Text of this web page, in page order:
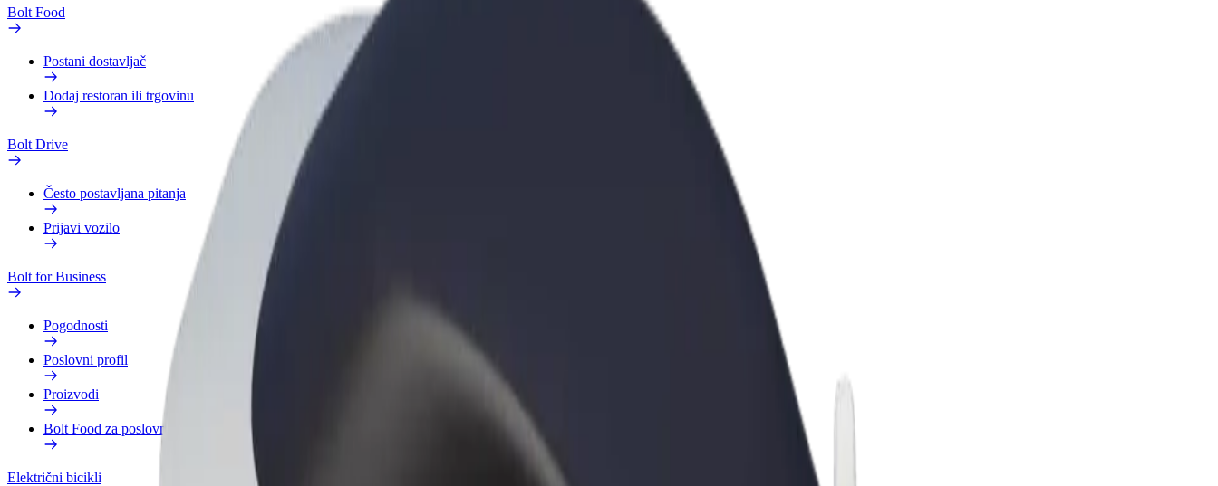
Bolt Food
Postani dostavljač
Dodaj restoran ili trgovinu
Bolt Drive
Često postavljana pitanja
Prijavi vozilo
Bolt for Business
Pogodnosti
Poslovni profil
Proizvodi
Bolt Food za poslovne korisnike
Električni bicikli